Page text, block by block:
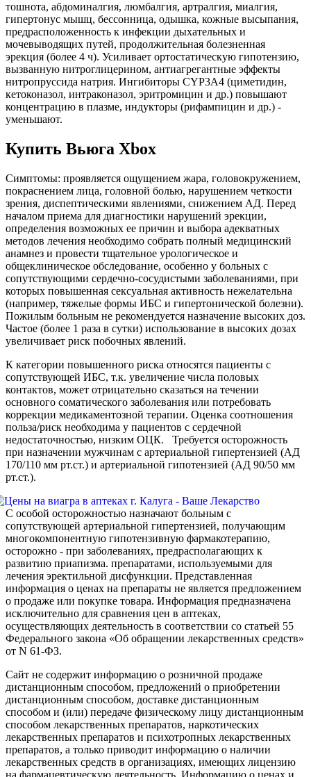
тошнота, абдоминалгия, люмбалгия, артралгия, миалгия,
гипертонус мышц, бессонница, одышка, кожные высыпания,
предрасположенность к инфекции дыхательных и
мочевыводящих путей, продолжительная болезненная
эрекция (более 4 ч). Усиливает ортостатическую гипотензию,
вызванную нитроглицерином, антиагрегантные эффекты
нитропруссида натрия. Ингибиторы CYР3А4 (циметидин,
кетоконазол, интраконазол, эритромицин и др.) повышают
концентрацию в плазме, индукторы (рифампицин и др.) -
уменьшают.
Купить Вьюга Xbox
Симптомы: проявляется ощущением жара, головокружением,
покраснением лица, головной болью, нарушением четкости
зрения, диспептическими явлениями, снижением АД. Перед
началом приема для диагностики нарушений эрекции,
определения возможных ее причин и выбора адекватных
методов лечения необходимо собрать полный медицинский
анамнез и провести тщательное урологическое и
общеклиническое обследование, особенно у больных с
сопутствующими сердечно-сосудистыми заболеваниями, при
которых повышенная сексуальная активность нежелательна
(например, тяжелые формы ИБС и гипертонической болезни).
Пожилым больным не рекомендуется назначение высоких доз.
Частое (более 1 раза в сутки) использование в высоких дозах
увеличивает риск побочных явлений.
К категории повышенного риска относятся пациенты с
сопутствующей ИБС, т.к. увеличение числа половых
контактов, может отрицательно сказаться на течении
основного соматического заболевания или потребовать
коррекции медикаментозной терапии. Оценка соотношения
польза/риск необходима у пациентов с сердечной
недостаточностью, низким ОЦК. Требуется осторожность
при назначении мужчинам с артериальной гипертензией (АД
170/110 мм рт.ст.) и артериальной гипотензией (АД 90/50 мм
рт.ст.).
С особой осторожностью назначают больным с
сопутствующей артериальной гипертензией, получающим
многокомпонентную гипотензивную фармакотерапию,
осторожно - при заболеваниях, предрасполагающих к
развитию приапизма. препаратами, используемыми для
лечения эректильной дисфункции. Представленная
информация о ценах на препараты не является предложением
о продаже или покупке товара. Информация предназначена
исключительно для сравнения цен в аптеках,
осуществляющих деятельность в соответствии со статьей 55
Федерального закона «Об обращении лекарственных средств»
от N 61-ФЗ.
Сайт не содержит информацию о розничной продаже
дистанционным способом, предложений о приобретении
дистанционным способом, доставке дистанционным
способом и (или) передаче физическому лицу дистанционным
способом лекарственных препаратов, наркотических
лекарственных препаратов и психотропных лекарственных
препаратов, а только приводит информацию о наличии
лекарственных средств в организациях, имеющих лицензию
на фармацевтическую деятельность. Информацию о ценах и